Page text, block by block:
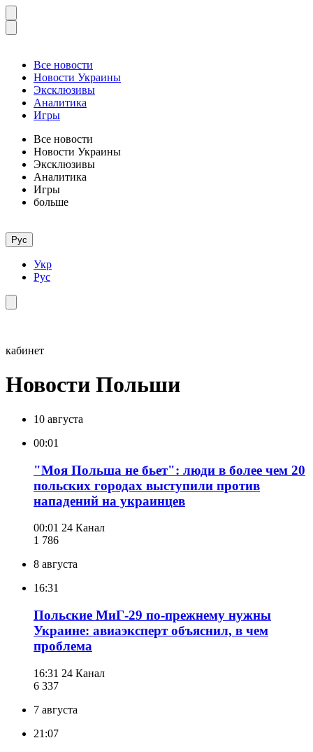
Все новости
Новости Украины
Эксклюзивы
Аналитика
Игры
Все новости
Новости Украины
Эксклюзивы
Аналитика
Игры
больше
Рус
Укр
Рус
кабинет
Новости Польши
10 августа
00:01
"Моя Польша не бьет": люди в более чем 20
польских городах выступили против
нападений на украинцев
00:01 24 Канал
1 786
8 августа
16:31
Польские МиГ-29 по-прежнему нужны
Украине: авиаэксперт объяснил, в чем
проблема
16:31 24 Канал
6 337
7 августа
21:07